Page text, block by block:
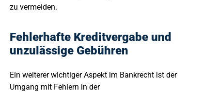
zu vermeiden.
Fehlerhafte Kreditvergabe und
unzulässige Gebühren
Ein weiterer wichtiger Aspekt im Bankrecht ist der
Umgang mit Fehlern in der